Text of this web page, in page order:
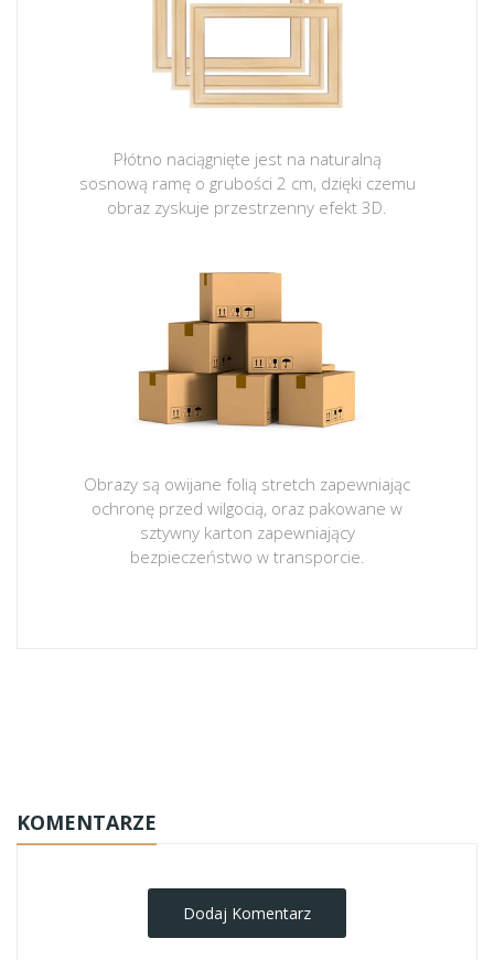
Płótno naciągnięte jest na naturalną
sosnową ramę o grubości 2 cm, dzięki czemu
obraz zyskuje przestrzenny efekt 3D.
Obrazy są owijane folią stretch zapewniając
ochronę przed wilgocią, oraz pakowane w
sztywny karton zapewniający
bezpieczeństwo w transporcie.
KOMENTARZE
Dodaj Komentarz